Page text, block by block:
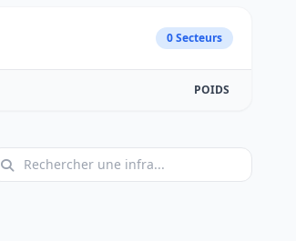
0 Secteurs
POIDS